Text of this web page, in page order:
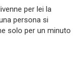
per lei la
persona si
solo per un minuto